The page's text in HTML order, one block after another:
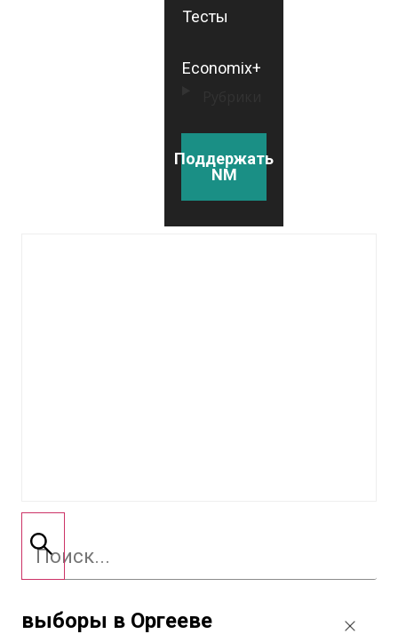
Тесты
Economix+
Поддержать
NM
выборы в Оргееве